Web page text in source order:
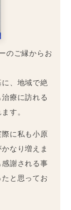
のご縁からお
、地域で絶
療に訪れる
す。
に私も小原
なり増えま
謝される事
と思ってお